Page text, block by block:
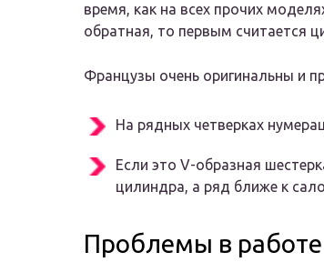
время, как на всех прочих
обратная, то первым считается
Французы очень оригинальны и
На рядных четверках
Если это V-образная
цилиндра, а ряд ближе к
Проблемы в